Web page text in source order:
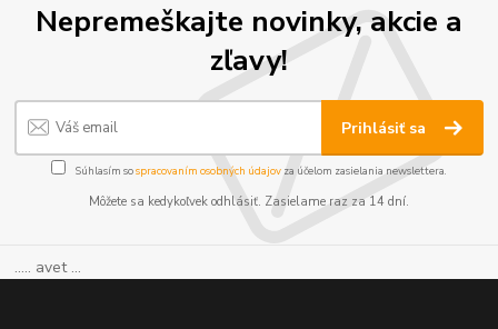
Nepremeškajte novinky, akcie a
zľavy!
Prihlásiť sa
Súhlasím sospracovaním osobných údajov za účelom zasielania newslettera.
Môžete sa kedykoľvek odhlásiť. Zasielame raz za 14 dní.
..... avet ...